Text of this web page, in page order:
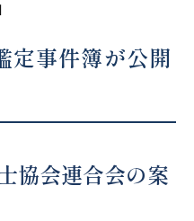
定事件簿が公開
協会連合会の案